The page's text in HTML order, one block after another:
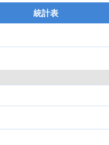
統計表